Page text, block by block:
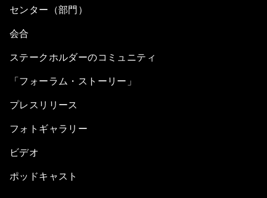
センター（部門）
会合
ステークホルダーのコミュニティ
「フォーラム・ストーリー」
プレスリリース
フォトギャラリー
ビデオ
ポッドキャスト